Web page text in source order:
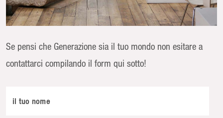
Se pensi che Generazione sia il tuo mondo non esitare a
contattarci compilando il form qui sotto!
il tuo nome